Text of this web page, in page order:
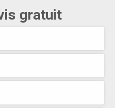
gratuit